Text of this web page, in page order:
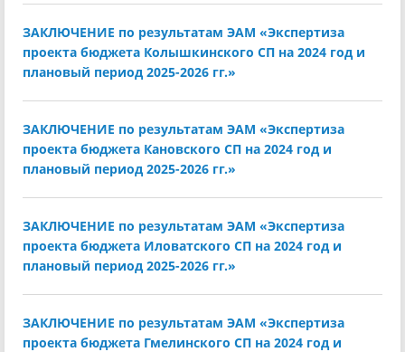
ЗАКЛЮЧЕНИЕ по результатам ЭАМ «Экспертиза
проекта бюджета Колышкинского СП на 2024 год и
плановый период 2025-2026 гг.»
ЗАКЛЮЧЕНИЕ по результатам ЭАМ «Экспертиза
проекта бюджета Кановского СП на 2024 год и
плановый период 2025-2026 гг.»
ЗАКЛЮЧЕНИЕ по результатам ЭАМ «Экспертиза
проекта бюджета Иловатского СП на 2024 год и
плановый период 2025-2026 гг.»
ЗАКЛЮЧЕНИЕ по результатам ЭАМ «Экспертиза
проекта бюджета Гмелинского СП на 2024 год и